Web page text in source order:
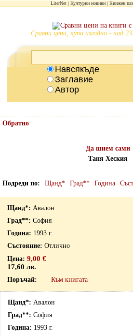
LiterNet Културни новини Книжен
Сравни цени, купи изгодно - над
Навсякъде
Заглавие
Автор
Обратно
Да шием сами
Таня Хеския
Подреди по Щанд* Град** Година
Авалон
София
1993 г.
Отлично
9,00 €
17,60 лв.
Към книгата
Авалон
София
1993 г.